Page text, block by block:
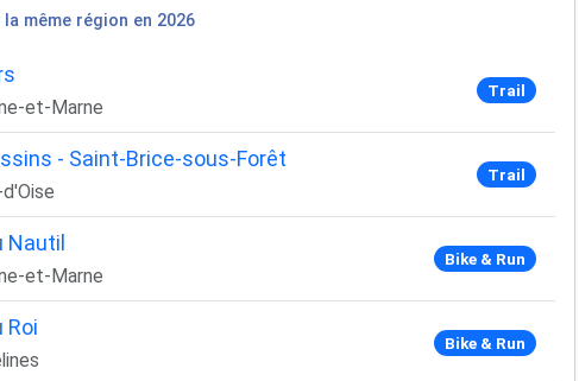
la même région en 2026
et-Marne
Trail
- Saint-Brice-sous-Forêt
Trail
Nautil
et-Marne
Bike & Run
Roi
Bike & Run